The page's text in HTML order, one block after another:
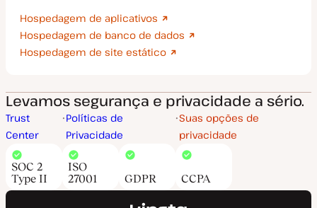
Hospedagem de aplicativos
Hospedagem de banco de dados
Hospedagem de site estático
Levamos segurança e privacidade a sério.
Trust
Center
Políticas de
Privacidade
Suas opções de
privacidade
SOC 2
Type II
ISO
27001
GDPR CCPA